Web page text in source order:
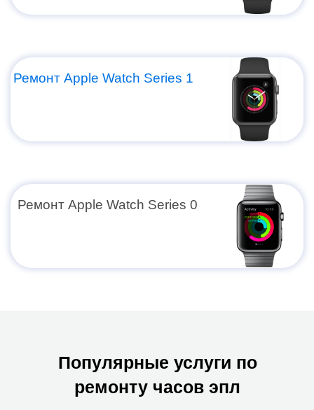
Ремонт Apple Watch Series 1
Ремонт Apple Watch Series 0
Популярные услуги по
ремонту часов эпл